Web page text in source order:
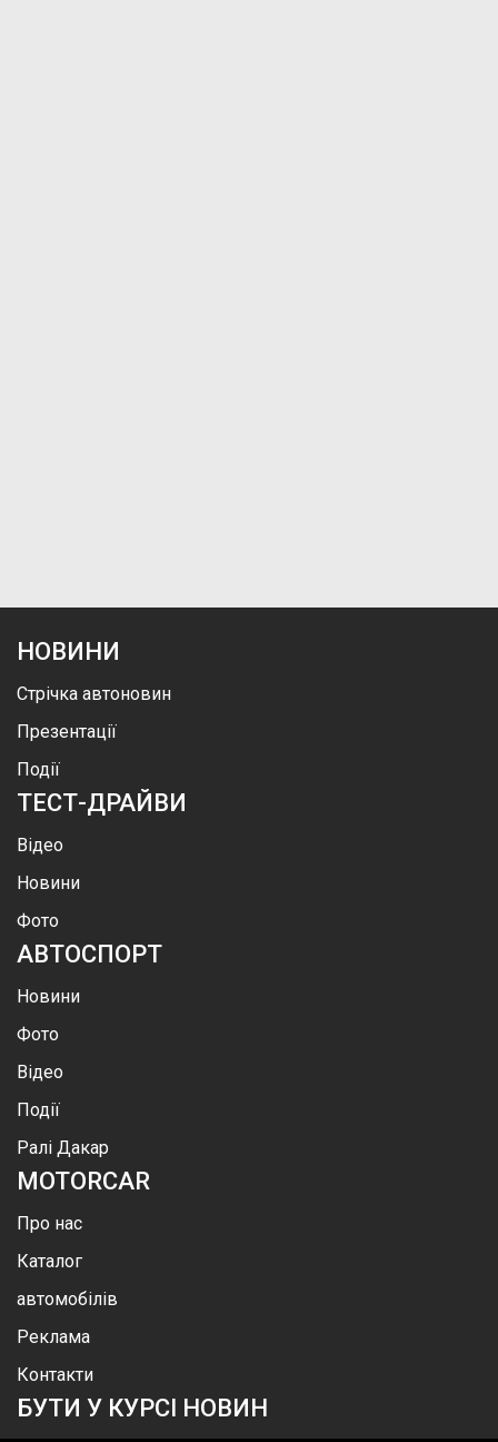
НОВИНИ
Стрічка автоновин
Презентації
Події
ТЕСТ-ДРАЙВИ
Відео
Новини
Фото
АВТОСПОРТ
Новини
Фото
Відео
Події
Ралі Дакар
MOTORCAR
Про нас
Каталог
автомобілів
Реклама
Контакти
БУТИ У КУРСІ НОВИН